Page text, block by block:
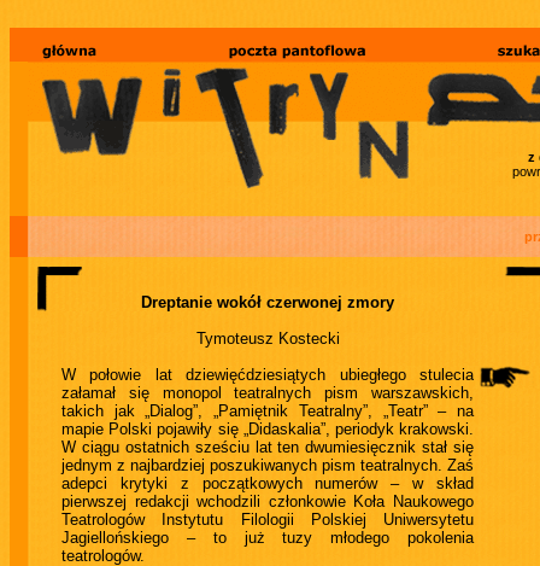
z
Dreptanie wokół czerwonej zmory
Tymoteusz Kostecki
W połowie lat dziewięćdziesiątych ubiegłego stulecia
załamał się monopol teatralnych pism warszawskich,
takich jak „Dialog”, „Pamiętnik Teatralny”, „Teatr” – na
mapie Polski pojawiły się „Didaskalia”, periodyk krakowski.
W ciągu ostatnich sześciu lat ten dwumiesięcznik stał się
jednym z najbardziej poszukiwanych pism teatralnych. Zaś
adepci krytyki z początkowych numerów – w skład
pierwszej redakcji wchodzili członkowie Koła Naukowego
Teatrologów Instytutu Filologii Polskiej Uniwersytetu
Jagiellońskiego – to już tuzy młodego pokolenia
teatrologów.